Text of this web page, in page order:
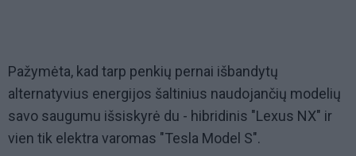
Pažymėta, kad tarp penkių pernai išbandytų
alternatyvius energijos šaltinius naudojančių modelių
savo saugumu išsiskyrė du - hibridinis "Lexus NX" ir
vien tik elektra varomas "Tesla Model S".